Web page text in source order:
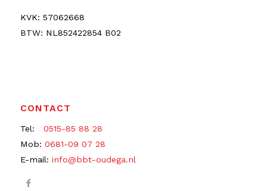
KVK: 57062668
BTW: NL852422854 B02
CONTACT
Tel: 0515-85 88 28
Mob: 0681-09 07 28
E-mail: info@bbt-oudega.nl